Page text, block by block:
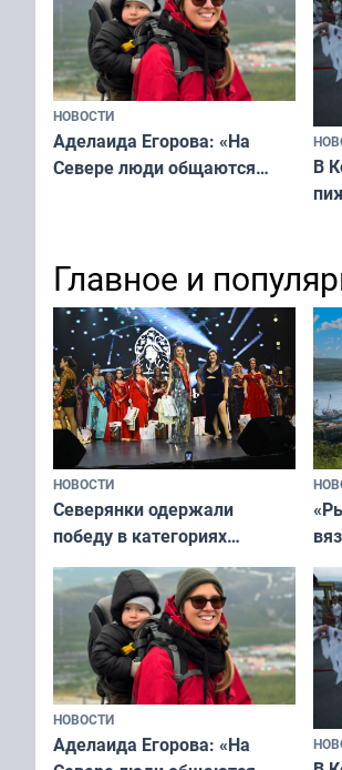
Русь»
НОВОСТИ
Аделаида Егорова: «На
Севере люди общаются
В
Главное и
НОВОСТИ
Северянки одержали
победу в категориях
всероссийского конкурса
«Мисс и Миссис Великая
Русь»
НОВОСТИ
Аделаида Егорова: «На